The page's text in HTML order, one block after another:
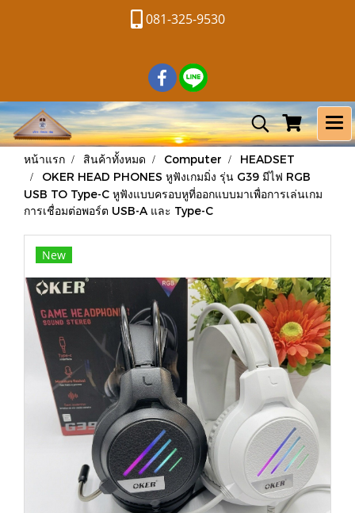
081-325-9530
หน้าแรก สินค้าทั้งหมด Computer
HEADSET
OKER HEAD PHONES หูฟังเกมมิ่ง รุ่น G39 มีไฟ RGB
USB TO Type-C หูฟังแบบครอบหูที่ออกแบบมาเพื่อการเล่นเกม
การเชื่อมต่อพอร์ต USB-A และ Type-C
New